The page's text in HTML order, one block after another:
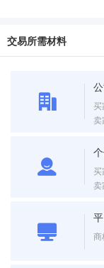
交易所需材料
买
卖
买
卖
商